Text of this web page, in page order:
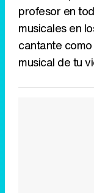
profesor en
musicales en
cantante
musical de tu